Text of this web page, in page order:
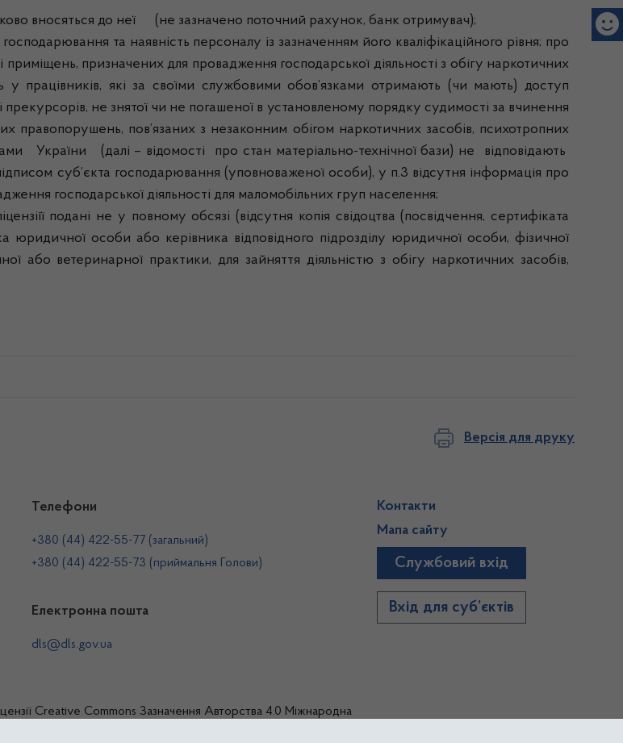
вносяться до неї (не зазначено поточний рахунок, банк отримувач);
та наявність персоналу із зазначенням його кваліфікаційного рівня; про
приміщень, призначених для провадження господарської діяльності з обігу наркотичних
у працівників, які за своїми службовими обов’язками отримають (чи мають) доступ
не знятої чи не погашеної в установленому порядку судимості за вчинення
правопорушень, пов’язаних з незаконним обігом наркотичних засобів, психотропних
України (далі – відомості про стан матеріально-технічної бази) не відповідають
суб’єкта господарювання (уповноваженої особи), у п.3 відсутня інформація про
господарської діяльності для маломобільних груп населення;
подані не у повному обсязі (відсутня копія свідоцтва (посвідчення, сертифіката
юридичної особи або керівника відповідного підрозділу юридичної особи, фізичної
або ветеринарної практики, для зайняття діяльністю з обігу наркотичних засобів,
Версія для друку
Телефони
+380 (44) 422-55-77 (загальний)
+380 (44) 422-55-73 (приймальня Голови)
Електронна пошта
dls@dls.gov.ua
Контакти
Мапа сайту
Службовий вхід
Вхід для суб’єктів
Creative Commons Зазначення Авторства 4.0 Міжнародна